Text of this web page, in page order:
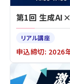
第1回 生成AI×
リアル講座
申込締切: 2026